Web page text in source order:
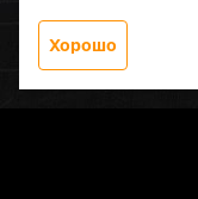
Хорошо